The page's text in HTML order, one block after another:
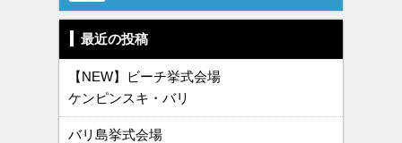
最近の投稿
【NEW】ビーチ挙式会場
ケンピンスキ・バリ
バリ島挙式会場